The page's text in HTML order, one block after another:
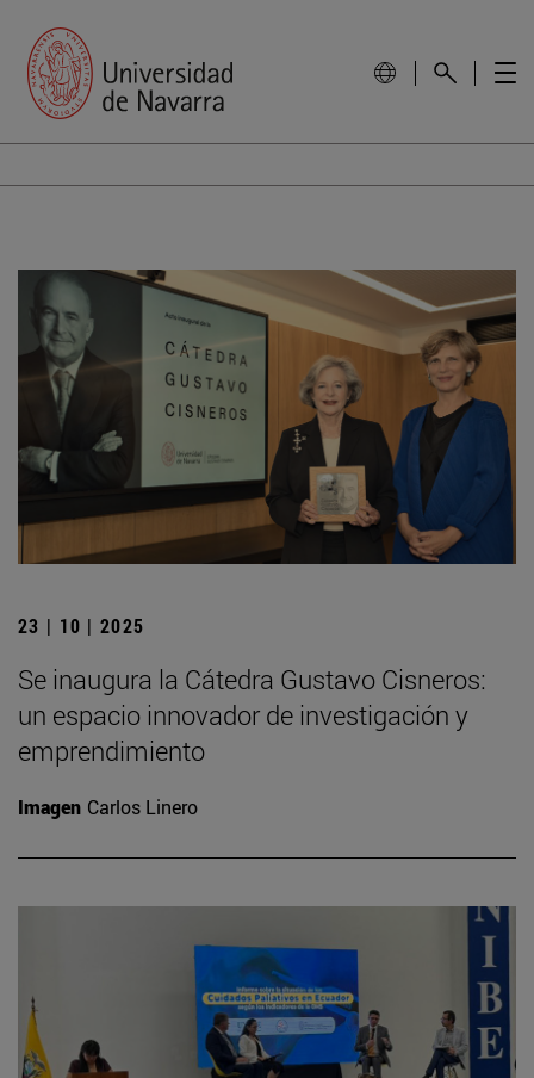
23 | 10 | 2025
Se inaugura la Cátedra Gustavo Cisneros:
un espacio innovador de investigación y
emprendimiento
Imagen Carlos Linero